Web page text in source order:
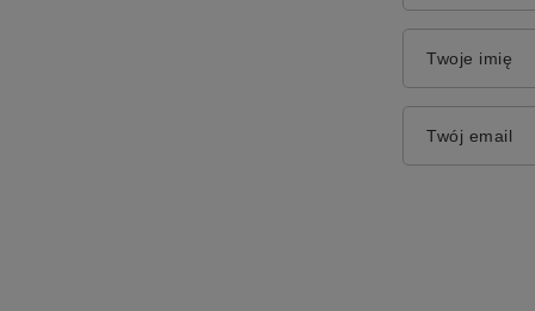
Twoje imię
Twój email